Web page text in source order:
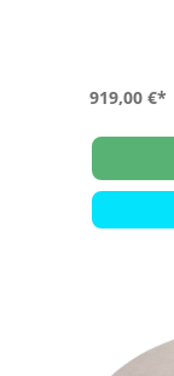
919,00 €*